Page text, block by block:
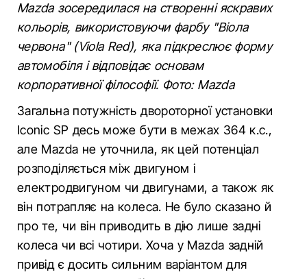
Mazda зосередилася на створенні яскравих
кольорів, використовуючи фарбу "Віола
червона" (Viola Red), яка підкреслює форму
автомобіля і відповідає основам
корпоративної філософії. Фото: Mazda
Загальна потужність двороторної установки
Iconic SP десь може бути в межах 364 к.с.,
але Mazda не уточнила, як цей потенціал
розподіляється між двигуном і
електродвигуном чи двигунами, а також як
він потрапляє на колеса. Не було сказано й
про те, чи він приводить в дію лише задні
колеса чи всі чотири. Хоча у Mazda задній
привід є досить сильним варіантом для